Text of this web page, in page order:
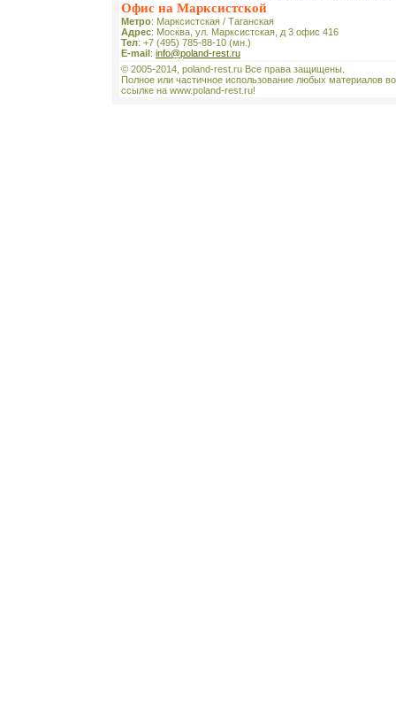
Офис на Марксистской
Метро: Марксистская / Таганская
Адрес: Москва, ул. Марксистская, д 3 офис 416
Тел: +7 (495) 785-88-10 (мн.)
E-mail: info@poland-rest.ru
© 2005-2014, poland-rest.ru Все права защищены.
Полное или частичное использование любых материалов
ссылке на www.poland-rest.ru!